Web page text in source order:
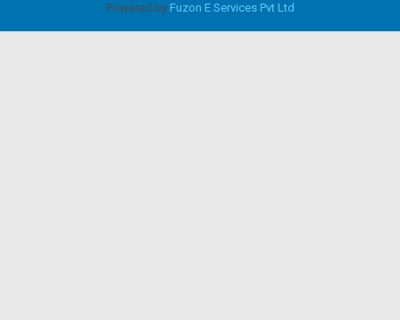
Powered by Fuzon E Services Pvt Ltd